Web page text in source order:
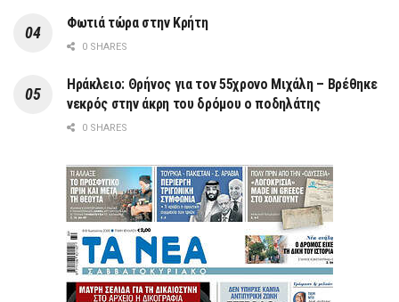
Φωτιά τώρα στην Κρήτη
0 SHARES
Ηράκλειο: Θρήνος για τον 55χρονο Μιχάλη – Βρέθηκε
νεκρός στην άκρη του δρόμου ο ποδηλάτης
0 SHARES